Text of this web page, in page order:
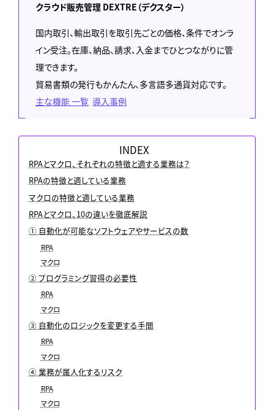
クラウド販売管理 DEXTRE（デクスター）
国内取引、輸出取引を取引先ごとの価格、条件でオンラ
イン受注。在庫、納品、請求、入金までひとつながりに管
理できます。
貿易書類の発行もかんたん、多言語多通貨対応です。
主な機能 一覧 導入事例
INDEX
RPAとマクロ、それぞれの特徴と適する業務は？
RPAの特徴と適している業務
マクロの特徴と適している業務
RPAとマクロ、10の違いを徹底解説
① 自動化が可能なソフトウェアやサービスの数
RPA
マクロ
② プログラミング習得の必要性
RPA
マクロ
③ 自動化のロジックを変更する手間
RPA
マクロ
④ 業務が属人化するリスク
RPA
マクロ